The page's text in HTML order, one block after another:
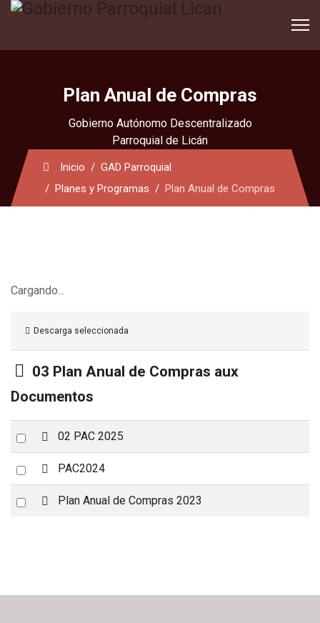
Plan Anual de Compras
Gobierno Autónomo Descentralizado
Parroquial de Licán
Inicio
GAD Parroquial
Planes y Programas
Plan Anual de Compras
Cargando...
Descarga seleccionada
Carpeta
03 Plan Anual de Compras aux
Documentos
Select
an
item
p02 PAC 2025
Select
an
item
p
d
PAC2024
Select
pPlan Anual de Compras 2023